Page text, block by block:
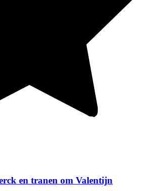
en tranen om Valentijn